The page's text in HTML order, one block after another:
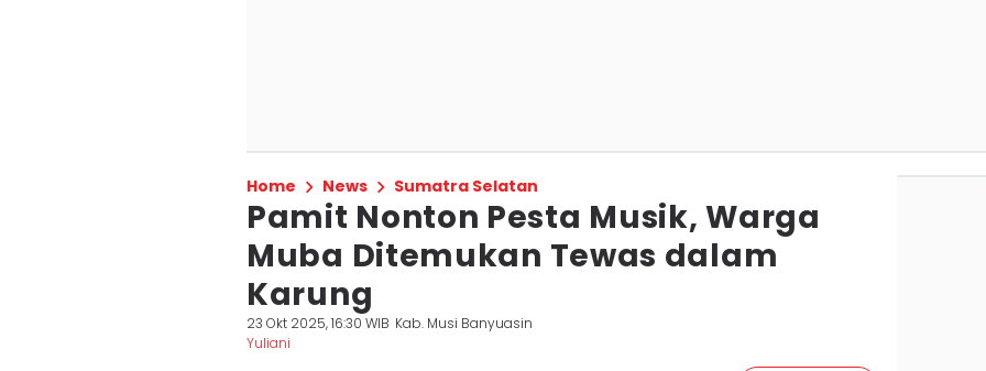
Home News Sumatra Selatan
Pamit Nonton Pesta Musik, Warga
Muba Ditemukan Tewas dalam
Karung
23 Okt 2025, 16:30 WIB Kab. Musi Banyuasin
Yuliani